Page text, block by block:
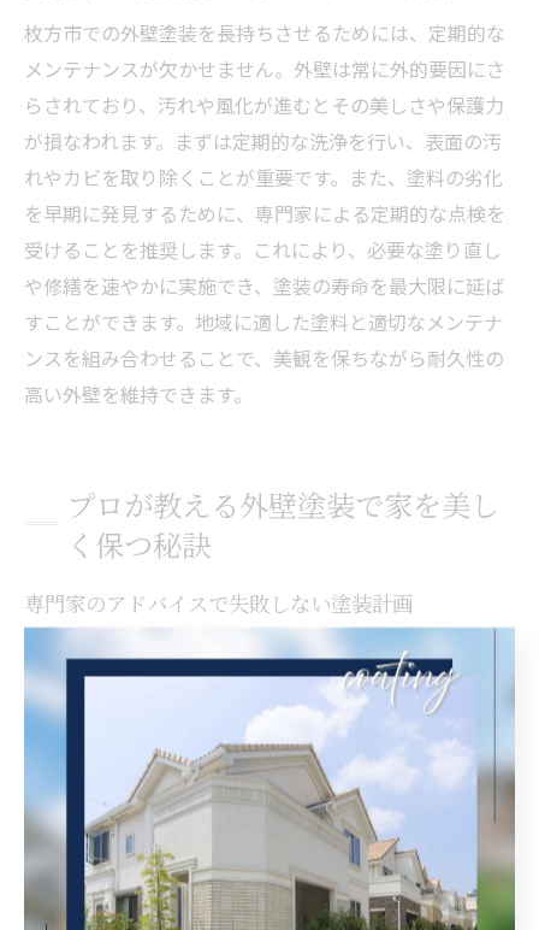
枚方市での外壁塗装を長持ちさせるためには、定期的な
メンテナンスが欠かせません。外壁は常に外的要因にさ
らされており、汚れや風化が進むとその美しさや保護力
が損なわれます。まずは定期的な洗浄を行い、表面の汚
れやカビを取り除くことが重要です。また、塗料の劣化
を早期に発見するために、専門家による定期的な点検を
受けることを推奨します。これにより、必要な塗り直し
や修繕を速やかに実施でき、塗装の寿命を最大限に延ば
すことができます。地域に適した塗料と適切なメンテナ
ンスを組み合わせることで、美観を保ちながら耐久性の
高い外壁を維持できます。
プロが教える外壁塗装で家を美し
く保つ秘訣
専門家のアドバイスで失敗しない塗装計画
外壁塗装を成功させるためには、専門家のアドバイスが
不可欠です。特に枚方市のような地域では、気候や周囲
の環境を考慮したプランニングが重要です。専門家は、
外壁の状態を詳細に調査し、適切な塗料や塗装方法を提
案します。また、具体的な施工スケジュールも立ててく
れるため、無駄のない計画が実現可能です。これによ
り、時間やコストの削減はもちろん、塗装の耐久性や美
観を最大限に引き出すことができます。さらに、過去の